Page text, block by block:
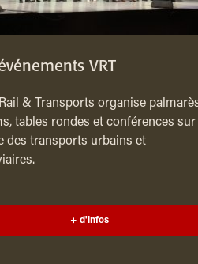
VRT
& Transports organise
tables rondes et conférences sur
des transports urbains et
+ d'infos